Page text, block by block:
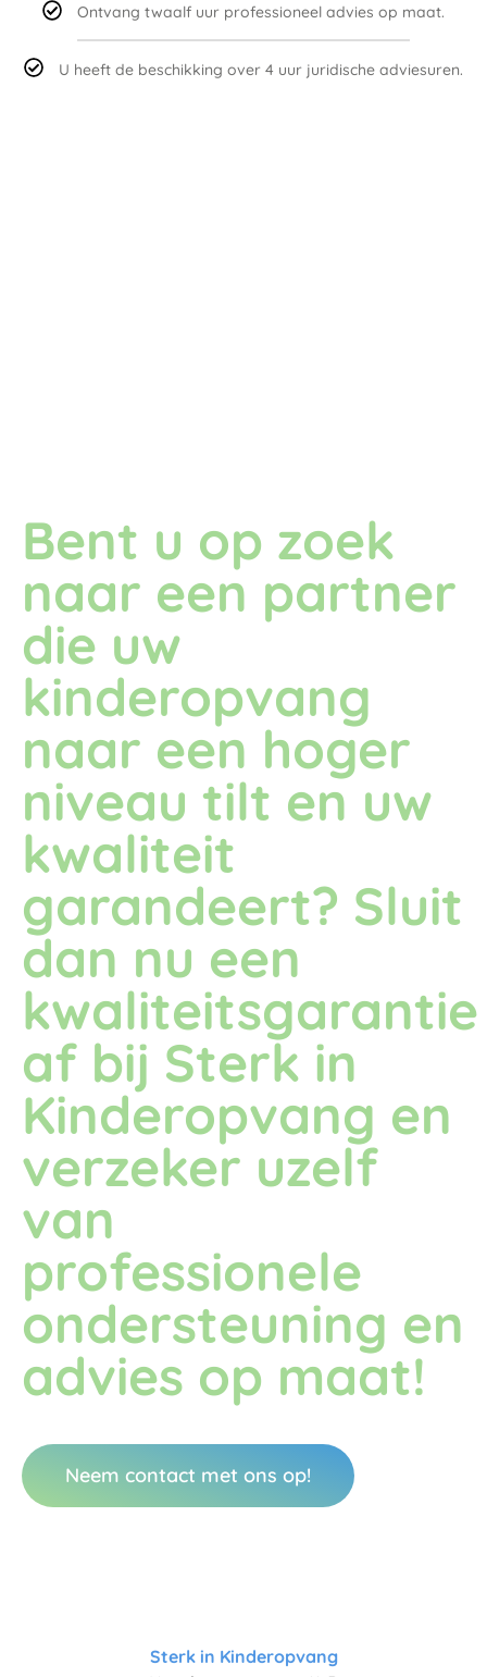
Ontvang twaalf uur professioneel advies op maat.
U heeft de beschikking over 4 uur juridische adviesuren.
Bent u op zoek
naar een partner
die uw
kinderopvang
naar een hoger
niveau tilt en uw
kwaliteit
garandeert? Sluit
dan nu een
kwaliteitsgarantie
af bij Sterk in
Kinderopvang en
verzeker uzelf
van
professionele
ondersteuning en
advies op maat!
Neem contact met ons op!
Sterk in Kinderopvang